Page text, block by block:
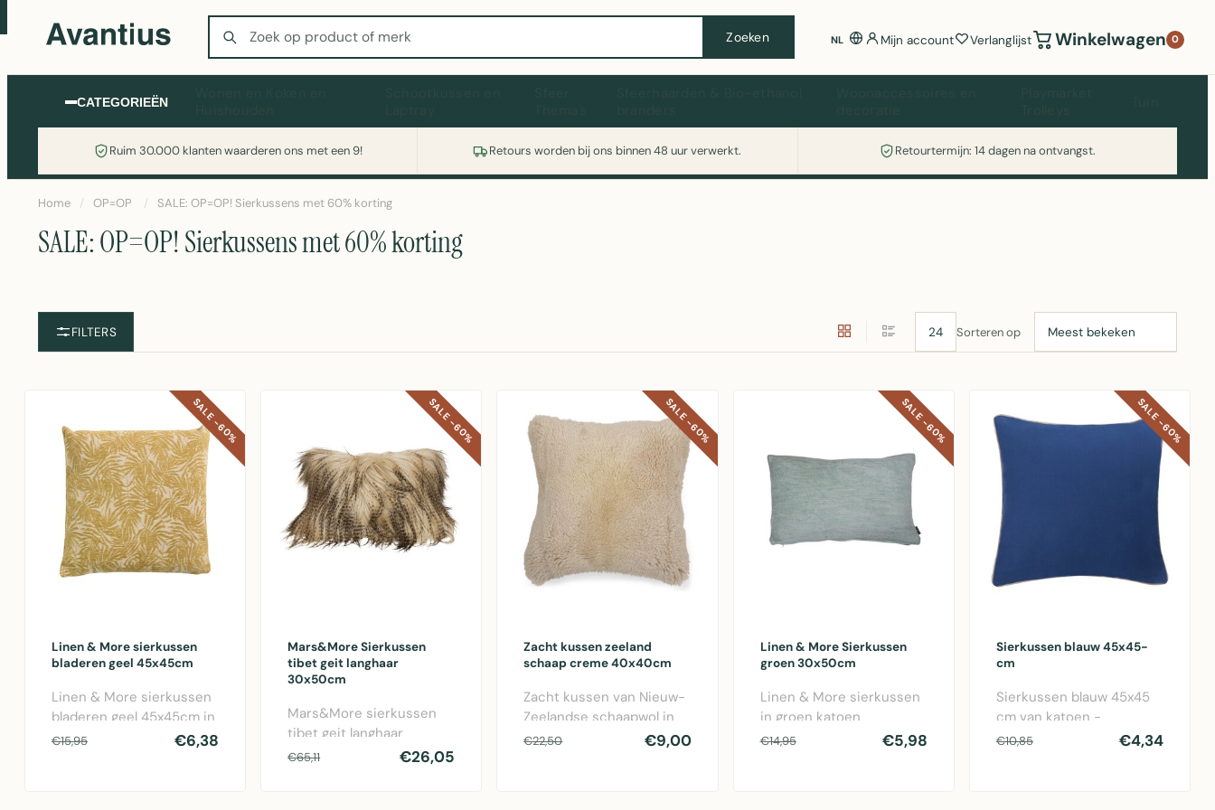
Zoeken
Zoeken NL Mijn account Verlanglijst Winkelwagen 0
CATEGORIEËN
Ruim 30.000 klanten waarderen ons met een 9! Retours worden bij ons binnen 48 uur verwerkt. Retourtermijn: 14 dagen na ontvangst.
Wasmachine of koelkast nodig? Vergelijk alle prijzen op Witgoedaanbod.nl
Home / OP=OP / SALE: OP=OP! Sierkussens met 60% korting
SALE: OP=OP! Sierkussens met 60% korting
FILTERS Sorteren op
SALE -60%
Linen & More sierkussen
bladeren geel 45x45cm
Linen & More sierkussen
bladeren geel 45x45cm in
polyester voor een frisse,
€15,95 €6,38
SALE -60%
Mars&More Sierkussen
tibet geit langhaar
30x50cm
Mars&More sierkussen
tibet geit langhaar
30x50cm met luxe
€65,11 €26,05
SALE -60%
Zacht kussen zeeland
schaap creme 40x40cm
Zacht kussen van Nieuw-
Zeelandse schaapwol in
creme, 40x40 cm voor
€22,50 €9,00
SALE -60%
Linen & More Sierkussen
groen 30x50cm
Linen & More sierkussen
in groen katoen
(30x50cm) voor bank,
€14,95 €5,98
SALE -60%
Sierkussen blauw 45x45-
cm
Sierkussen blauw 45x45
cm van katoen -
decoratieve kussenhoes
€10,85 €4,34